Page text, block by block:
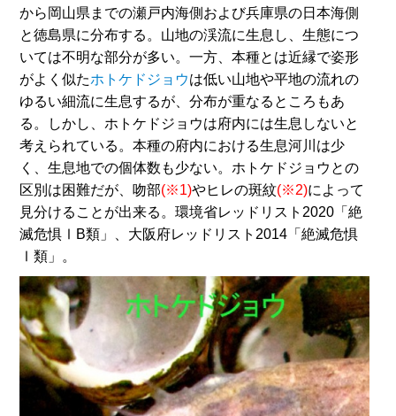
から岡山県までの瀬戸内海側および兵庫県の日本海側
と徳島県に分布する。山地の渓流に生息し、生態につ
いては不明な部分が多い。一方、本種とは近縁で姿形
がよく似たホトケドジョウは低い山地や平地の流れの
ゆるい細流に生息するが、分布が重なるところもあ
る。しかし、ホトケドジョウは府内には生息しないと
考えられている。本種の府内における生息河川は少
く、生息地での個体数も少ない。ホトケドジョウとの
区別は困難だが、吻部(※1)やヒレの斑紋(※2)によって
見分けることが出来る。環境省レッドリスト2020「絶
滅危惧ⅠB類」、大阪府レッドリスト2014「絶滅危惧
Ⅰ類」。